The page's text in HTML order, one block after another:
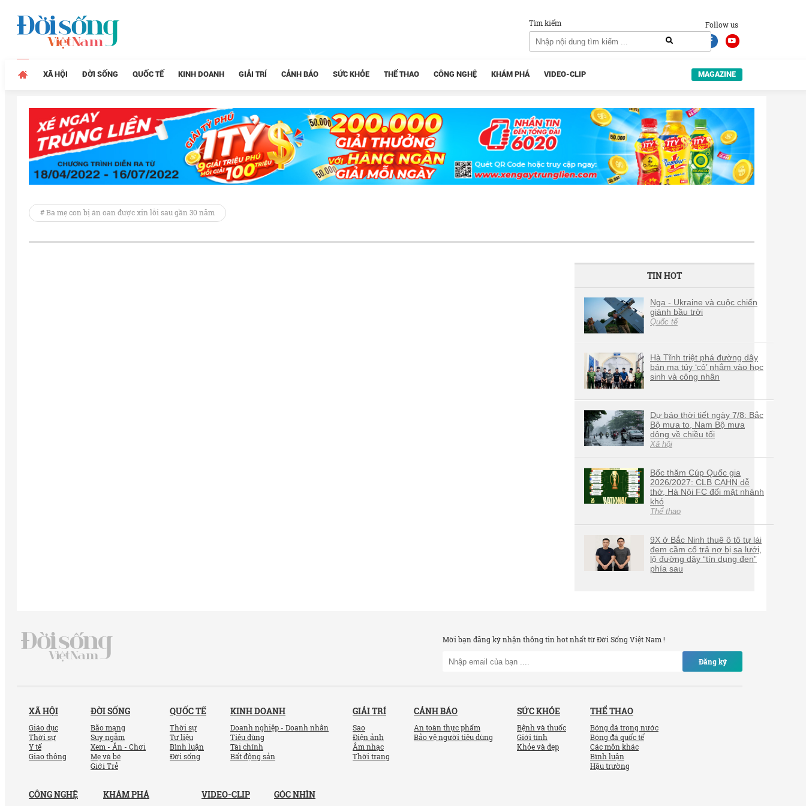
Follow us
Tìm kiếm
XÃ HỘI ĐỜI SỐNG QUỐC TẾ KINH DOANH GIẢI TRÍ CẢNH BÁO SỨC KHỎE THỂ THAO CÔNG NGHỆ KHÁM PHÁ VIDEO-CLIP MAGAZINE
# Ba mẹ con bị án oan được xin lỗi sau gần 30 năm
TIN HOT
Nga - Ukraine và cuộc chiến
giành bầu trời
Quốc tế
Hà Tĩnh triệt phá đường dây
bán ma túy ‘cỏ’ nhắm vào học
sinh và công nhân
Dự báo thời tiết ngày 7/8: Bắc
Bộ mưa to, Nam Bộ mưa
dông về chiều tối
Xã hội
Bốc thăm Cúp Quốc gia
2026/2027: CLB CAHN dễ
thở, Hà Nội FC đối mặt nhánh
khó
Thể thao
9X ở Bắc Ninh thuê ô tô tự lái
đem cầm cố trả nợ bị sa lưới,
lộ đường dây “tín dụng đen”
phía sau
Mời bạn đăng ký nhận thông tin hot nhất từ Đời Sống Việt Nam !
Đăng ký
XÃ HỘI
Giáo dục
Thời sự
Y tế
Giao thông
ĐỜI SỐNG
Bão mạng
Suy ngẫm
Xem - Ăn - Chơi
Mẹ và bé
Giới Trẻ
QUỐC TẾ
Thời sự
Tư liệu
Bình luận
Đời sống
KINH DOANH
Doanh nghiệp - Doanh nhân
Tiêu dùng
Tài chính
Bất động sản
GIẢI TRÍ
Sao
Điện ảnh
Âm nhạc
Thời trang
CẢNH BÁO
An toàn thực phẩm
Bảo vệ người tiêu dùng
SỨC KHỎE
Bệnh và thuốc
Giới tính
Khỏe và đẹp
THỂ THAO
Bóng đá trong nước
Bóng đá quốc tế
Các môn khác
Bình luận
Hậu trường
CÔNG NGHỆ KHÁM PHÁ VIDEO-CLIP GÓC NHÌN